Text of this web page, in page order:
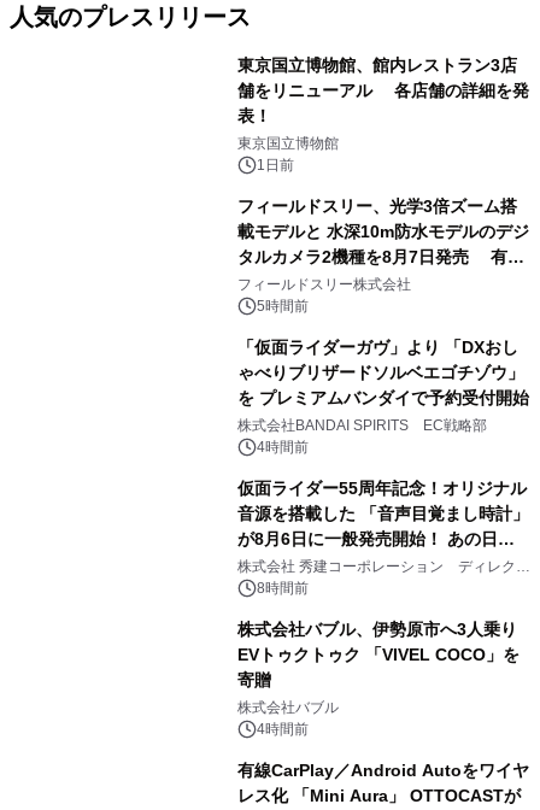
人気のプレスリリース
東京国立博物館、館内レストラン3店
舗をリニューアル 各店舗の詳細を発
表！
東京国立博物館
1日前
フィールドスリー、光学3倍ズーム搭
載モデルと 水深10m防水モデルのデジ
タルカメラ2機種を8月7日発売 有効
約1300万画素、用途別に選べるコンデ
ジ新登場
フィールドスリー株式会社
5時間前
「仮面ライダーガヴ」より 「DXおし
ゃべりブリザードソルベエゴチゾウ」
を プレミアムバンダイで予約受付開始
株式会社BANDAI SPIRITS EC戦略部
4時間前
仮面ライダー55周年記念！オリジナル
音源を搭載した 「音声目覚まし時計」
が8月6日に一般発売開始！ あの日の
大興奮が今甦る
株式会社 秀建コーポレーション ディレクト
アートギャラリー
8時間前
株式会社バブル、伊勢原市へ3人乗り
EVトゥクトゥク 「VIVEL COCO」を
寄贈
株式会社バブル
4時間前
有線CarPlay／Android Autoをワイヤ
レス化 「Mini Aura」 OTTOCASTが